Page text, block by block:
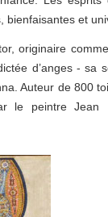
bienfaisantes et
originaire
d’anges -
Auteur de 800
le peintre Jean